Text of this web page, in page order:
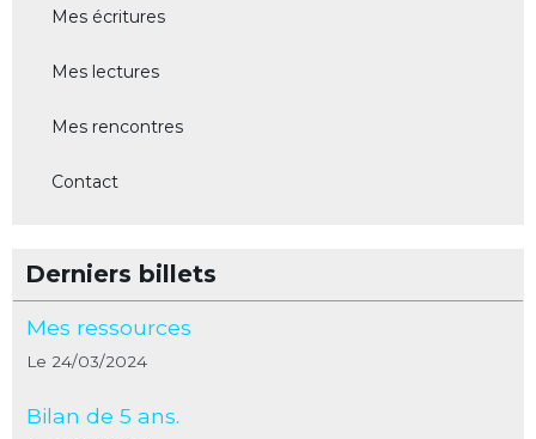
Mes écritures
Mes lectures
Mes rencontres
Contact
Derniers billets
Mes ressources
Le 24/03/2024
Bilan de 5 ans.